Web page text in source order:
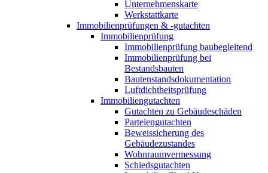
Unternehmenskarte
Werkstattkarte
Immobilienprüfungen & -gutachten
Immobilienprüfung
Immobilienprüfung baubegleitend
Immobilienprüfung bei
Bestandsbauten
Bautenstandsdokumentation
Luftdichtheitsprüfung
Immobiliengutachten
Gutachten zu Gebäudeschäden
Parteiengutachten
Beweissicherung des
Gebäudezustandes
Wohnraumvermessung
Schiedsgutachten